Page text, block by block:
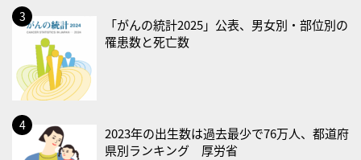
2026/08/22(土)
・禁煙の日
2026/08/23(日)
・不眠の日
・乳酸菌の日
2026/08/25(火)
「がんの統計2025」公表、男女別・部位別の
罹患数と死亡数
2023年の出生数は過去最少で76万人、都道府
県別ランキング 厚労省